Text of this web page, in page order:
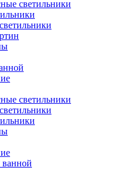
светильники
светильники
ванной